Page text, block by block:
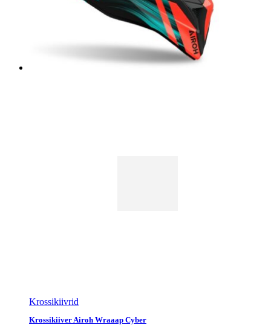
Krossikiivrid
Krossikiiver Airoh Wraaap Cyber